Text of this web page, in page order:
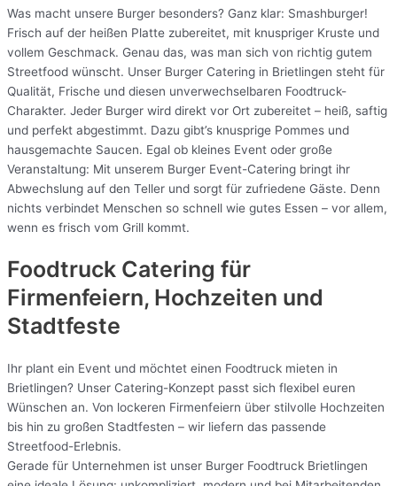
Was macht unsere Burger besonders? Ganz klar: Smashburger!
Frisch auf der heißen Platte zubereitet, mit knuspriger Kruste und
vollem Geschmack. Genau das, was man sich von richtig gutem
Streetfood wünscht. Unser Burger Catering in Brietlingen steht für
Qualität, Frische und diesen unverwechselbaren Foodtruck-
Charakter. Jeder Burger wird direkt vor Ort zubereitet – heiß, saftig
und perfekt abgestimmt. Dazu gibt’s knusprige Pommes und
hausgemachte Saucen. Egal ob kleines Event oder große
Veranstaltung: Mit unserem Burger Event-Catering bringt ihr
Abwechslung auf den Teller und sorgt für zufriedene Gäste. Denn
nichts verbindet Menschen so schnell wie gutes Essen – vor allem,
wenn es frisch vom Grill kommt.
Foodtruck Catering für
Firmenfeiern, Hochzeiten und
Stadtfeste
Ihr plant ein Event und möchtet einen Foodtruck mieten in
Brietlingen? Unser Catering-Konzept passt sich flexibel euren
Wünschen an. Von lockeren Firmenfeiern über stilvolle Hochzeiten
bis hin zu großen Stadtfesten – wir liefern das passende
Streetfood-Erlebnis.
Gerade für Unternehmen ist unser Burger Foodtruck Brietlingen